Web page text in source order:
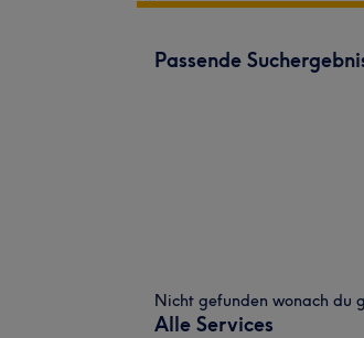
Passende
Nicht gefunden wonach du
Alle Services